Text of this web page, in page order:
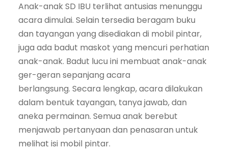
Anak-anak SD IBU terlihat antusias menunggu
acara dimulai. Selain tersedia beragam buku
dan tayangan yang disediakan di mobil pintar,
juga ada badut maskot yang mencuri perhatian
anak-anak. Badut lucu ini membuat anak-anak
ger-geran sepanjang acara
berlangsung. Secara lengkap, acara dilakukan
dalam bentuk tayangan, tanya jawab, dan
aneka permainan. Semua anak berebut
menjawab pertanyaan dan penasaran untuk
melihat isi mobil pintar.